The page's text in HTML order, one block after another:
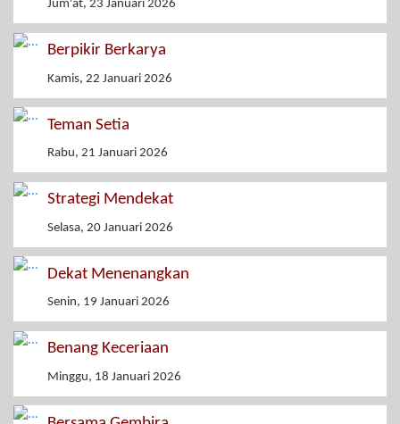
Jum'at, 23 Januari 2026
Berpikir Berkarya
Kamis, 22 Januari 2026
Teman Setia
Rabu, 21 Januari 2026
Strategi Mendekat
Selasa, 20 Januari 2026
Dekat Menenangkan
Senin, 19 Januari 2026
Benang Keceriaan
Minggu, 18 Januari 2026